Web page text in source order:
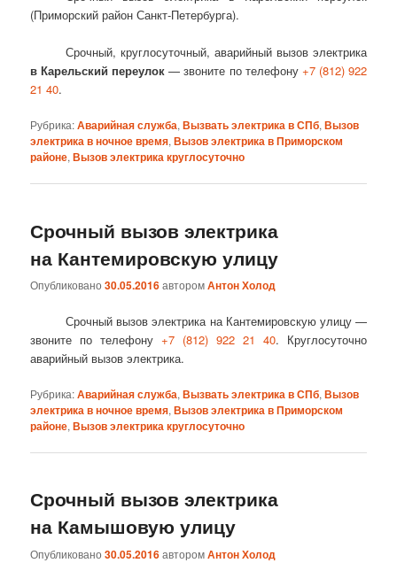
(Приморский район Санкт-Петербурга).
Срочный, круглосуточный, аварийный вызов электрика
в Карельский переулок — звоните по телефону +7 (812) 922
21 40.
Рубрика:Аварийная служба,Вызвать электрика в СПб,Вызов
электрика в ночное время,Вызов электрика в Приморском
районе,Вызов электрика круглосуточно
Срочный вызов электрика
на Кантемировскую улицу
Опубликовано30.05.2016авторомАнтон Холод
Срочный вызов электрика на Кантемировскую улицу —
звоните по телефону+7 (812) 922 21 40. Круглосуточно
аварийный вызов электрика.
Рубрика:Аварийная служба,Вызвать электрика в СПб,Вызов
электрика в ночное время,Вызов электрика в Приморском
районе,Вызов электрика круглосуточно
Срочный вызов электрика
на Камышовую улицу
Опубликовано30.05.2016авторомАнтон Холод